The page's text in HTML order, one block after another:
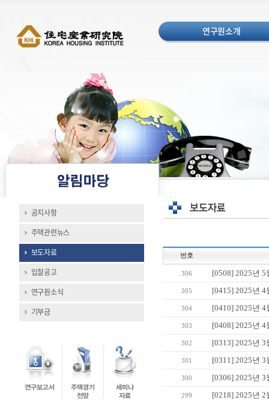
연구원소개
공지사항
주택관련뉴스
보도자료
입찰공고
연구원소식
기부금
번호
306 [0508] 2025년
305 [0415] 2025년
304 [0410] 2025년
303 [0408] 2025년
302 [0313] 2025년
301 [0311] 2025년
300 [0306] 2025년
299 [0218] 2025년